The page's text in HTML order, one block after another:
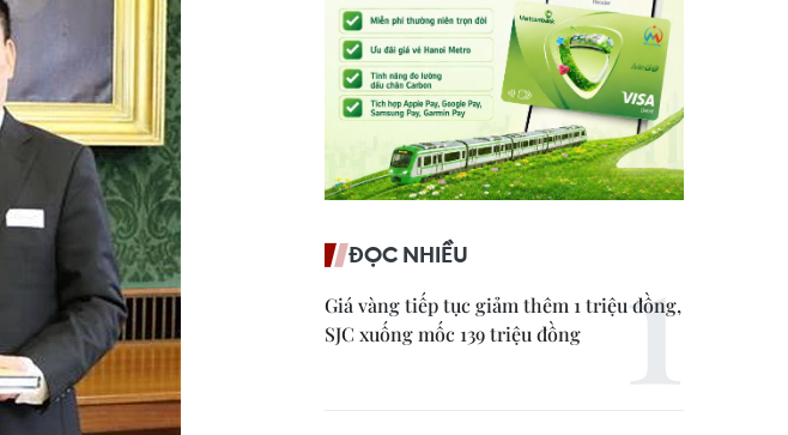
ĐỌC NHIỀU
Giá vàng tiếp tục giảm thêm 1 triệu đồng,
SJC xuống mốc 139 triệu đồng